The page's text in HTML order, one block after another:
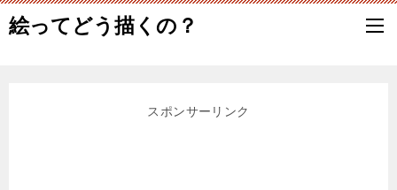
絵ってどう描くの？
スポンサーリンク